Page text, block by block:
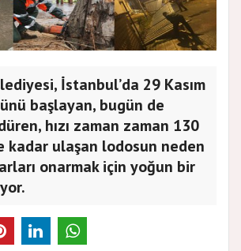
İstanbul’da 29 Kasım
başlayan, bugün de
hızı zaman zaman 130
kadar ulaşan lodosun neden
onarmak için yoğun bir